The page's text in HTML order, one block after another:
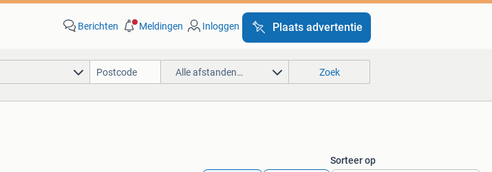
Berichten Meldingen Inloggen Plaats advertentie
Alle afstanden… Zoek
Sorteer op